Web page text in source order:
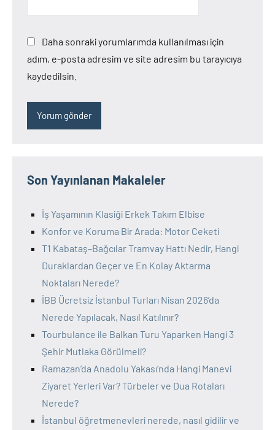
Daha sonraki yorumlarımda kullanılması için
adım, e-posta adresim ve site adresim bu tarayıcıya
kaydedilsin.
Son Yayınlanan Makaleler
İş Yaşamının Klasiği Erkek Takım Elbise
Konfor ve Koruma Bir Arada: Motor Ceketi
T1 Kabataş–Bağcılar Tramvay Hattı Nedir, Hangi
Duraklardan Geçer ve En Kolay Aktarma
Noktaları Nerede?
İBB Ücretsiz İstanbul Turları Nisan 2026’da
Nerede Yapılacak, Nasıl Katılınır?
Tourbulance ile Balkan Turu Yaparken Hangi 3
Şehir Mutlaka Görülmeli?
Ramazan’da Anadolu Yakası’nda Hangi Manevi
Ziyaret Yerleri Var? Türbeler ve Dua Rotaları
Nerede?
İstanbul öğretmenevleri nerede, nasıl gidilir ve